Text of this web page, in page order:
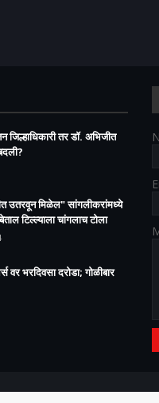
जिल्हाधिकारी तर डॉ. अभिजीत
उतरवून मिळेल" सांगलीकरांमध्ये
टिल्ल्याला चांगलाच टोला
वर भरदिवसा दरोडा; गोळीबार